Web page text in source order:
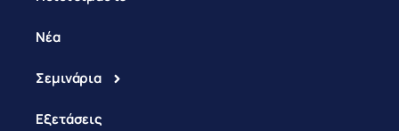
Νέα
Σεμινάρια
Εξετάσεις